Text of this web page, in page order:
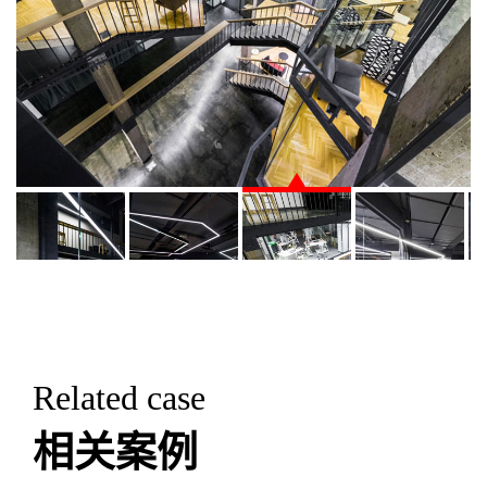
Related case
相关案例